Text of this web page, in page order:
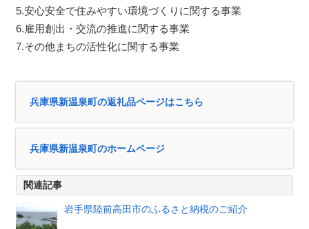
5.安心安全で住みやすい環境づくりに関する事業
6.雇用創出・交流の推進に関する事業
7.その他まちの活性化に関する事業
兵庫県新温泉町の返礼品ページはこちら
兵庫県新温泉町のホームページ
関連記事
岩手県陸前高田市のふるさと納税のご紹介